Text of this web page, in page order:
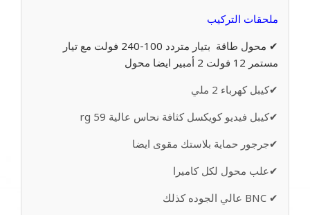
ملحقات التركيب
✔ محول طاقة بتيار متردد 100-240 فولت مع تيار
مستمر 12 فولت 2 أمبير ايضا محول
✔كيبل كهرباء 2 ملي
✔كيبل فيديو كويكسل كثافة نحاس عالية rg 59
✔جرجور حماية بلاستك مقوى ايضا
✔علب محول لكل كاميرا
✔ BNC عالي الجوده كذلك